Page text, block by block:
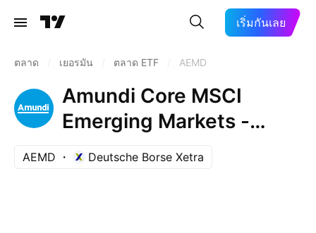
เริ่มกันเลย
ตลาด เยอรมัน ตลาด ETF AEMD
Amundi Core MSCI
Emerging Markets -
UCITS ETF DR-
AEMD Deutsche Borse Xetra